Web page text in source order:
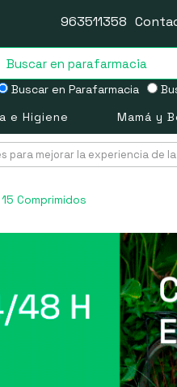
Buscar en Parafarmacia
963511358
e Higiene Mamá y
para mejorar la experiencia de
Comprimidos